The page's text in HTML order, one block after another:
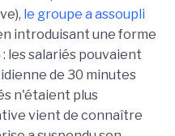
le groupe a assoupli
introduisant une forme
les salariés pouvaient
de 30 minutes
n'étaient plus
vient de connaître